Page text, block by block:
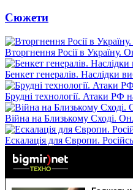
Сюжети
Вторгнення Росії в Україну.
Бенкет генералів. Наслідки
Брудні технології. Атаки РФ
Війна на Близькому Сході.
Ескалація для Європи.